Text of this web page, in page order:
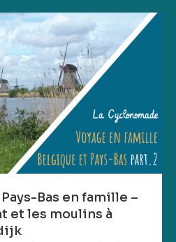
Bas en famille –
et les moulins à